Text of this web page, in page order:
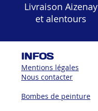
Livraison Aizenay
et alentours
INFOS
Mentions légales
Nous contacter
Bombes de peinture